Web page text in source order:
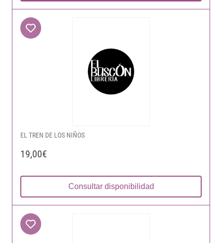
EL TREN DE LOS NIÑOS
19,00€
Consultar disponibilidad